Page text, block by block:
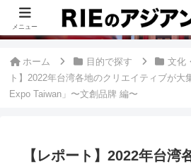
このブログは、台湾が好きすぎて移住したRie
ス情報、アジア旅経験などをまとめ
ホーム 目的で探す 文化
ト】2022年台湾各地のクリエイティブが
Expo Taiwan」〜文創品牌 編〜
【レポート】2022年台湾
メニュー